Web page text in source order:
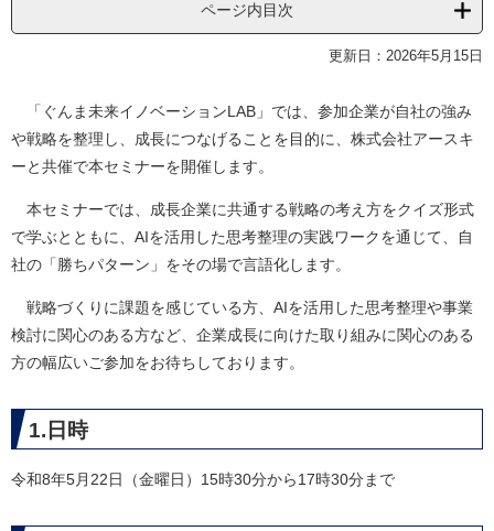
ページ内目次
更新日：2026年5月15日
「ぐんま未来イノベーションLAB」では、参加企業が自社の強み
や戦略を整理し、成長につなげることを目的に、株式会社アースキ
ーと共催で本セミナーを開催します。
本セミナーでは、成長企業に共通する戦略の考え方をクイズ形式
で学ぶとともに、AIを活用した思考整理の実践ワークを通じて、自
社の「勝ちパターン」をその場で言語化します。
戦略づくりに課題を感じている方、AIを活用した思考整理や事業
検討に関心のある方など、企業成長に向けた取り組みに関心のある
方の幅広いご参加をお待ちしております。
1.日時
令和8年5月22日（金曜日）15時30分から17時30分まで